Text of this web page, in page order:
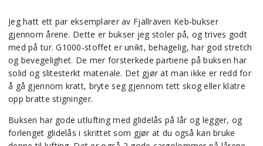
Jeg hatt ett par eksemplarer av Fjällräven Keb-bukser
gjennom årene. Dette er bukser jeg stoler på, og trives godt
med på tur. G1000-stoffet er unikt, behagelig, har god stretch
og bevegelighet. De mer forsterkede partiene på buksen har
solid og slitesterkt materiale. Det gjør at man ikke er redd for
å gå gjennom kratt, bryte seg gjennom tett skog eller klatre
opp bratte stigninger.
Buksen har gode utlufting med glidelås på lår og legger, og
forlenget glidelås i skrittet som gjør at du også kan bruke